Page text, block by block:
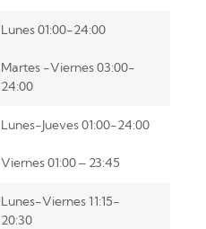
Lunes 01:00-24:00
Martes -Viernes 03:00-
24:00
Lunes-Jueves 01:00-24:00
Viernes 01:00 – 23:45
Lunes-Viernes 11:15-
20:30